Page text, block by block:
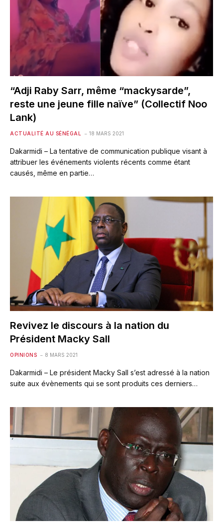
“Adji Raby Sarr, même “mackysarde”,
reste une jeune fille naïve” (Collectif Noo
Lank)
ACTUALITÉ AU SÉNÉGAL 18 MARS 2021
Dakarmidi – La tentative de communication publique visant à
attribuer les événements violents récents comme étant
causés, même en partie…
Revivez le discours à la nation du
Président Macky Sall
OPINIONS 8 MARS 2021
Dakarmidi – Le président Macky Sall s’est adressé à la nation
suite aux évènements qui se sont produits ces derniers…